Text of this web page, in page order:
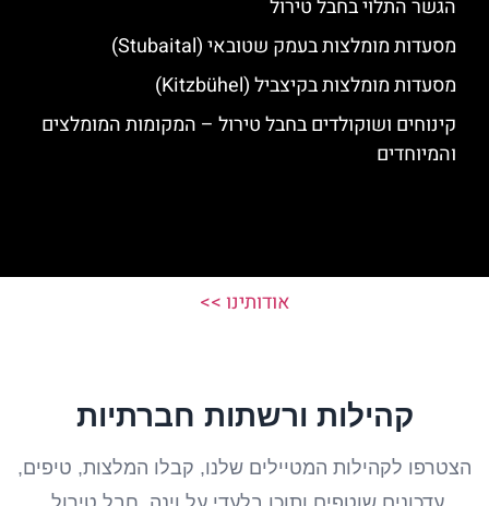
הגשר התלוי בחבל טירול
מסעדות מומלצות בעמק שטובאי (Stubaital)
מסעדות מומלצות בקיצביל (Kitzbühel)
קינוחים ושוקולדים בחבל טירול – המקומות המומלצים
והמיוחדים
אודותינו >>
קהילות ורשתות חברתיות
הצטרפו לקהילות המטיילים שלנו, קבלו המלצות, טיפים,